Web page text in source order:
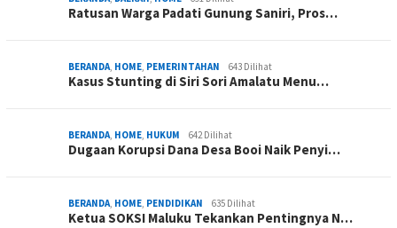
Ratusan Warga Padati Gunung Saniri, Pros…
BERANDA, HOME, PEMERINTAHAN 643 Dilihat
Kasus Stunting di Siri Sori Amalatu Menu…
BERANDA, HOME, HUKUM 642 Dilihat
Dugaan Korupsi Dana Desa Booi Naik Penyi…
BERANDA, HOME, PENDIDIKAN 635 Dilihat
Ketua SOKSI Maluku Tekankan Pentingnya N…